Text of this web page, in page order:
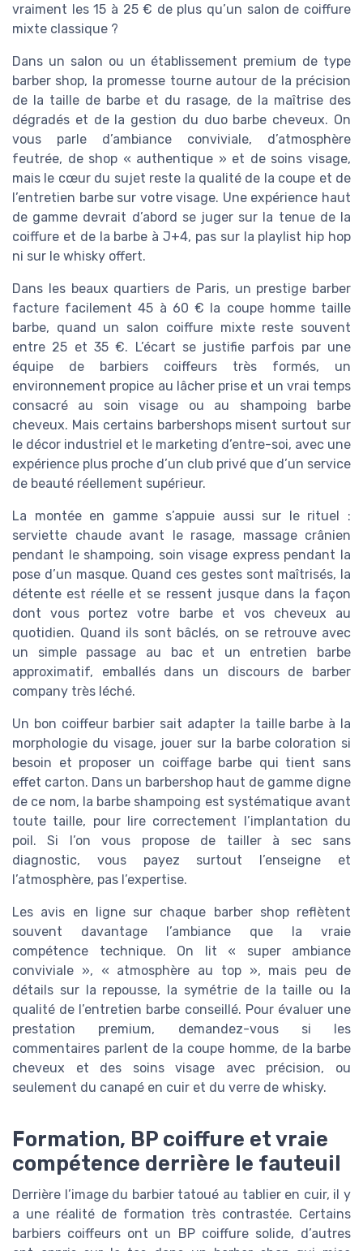
vraiment les 15 à 25 € de plus qu’un salon de coiffure
mixte classique ?
Dans un salon ou un établissement premium de type
barber shop, la promesse tourne autour de la précision
de la taille de barbe et du rasage, de la maîtrise des
dégradés et de la gestion du duo barbe cheveux. On
vous parle d’ambiance conviviale, d’atmosphère
feutrée, de shop « authentique » et de soins visage,
mais le cœur du sujet reste la qualité de la coupe et de
l’entretien barbe sur votre visage. Une expérience haut
de gamme devrait d’abord se juger sur la tenue de la
coiffure et de la barbe à J+4, pas sur la playlist hip hop
ni sur le whisky offert.
Dans les beaux quartiers de Paris, un prestige barber
facture facilement 45 à 60 € la coupe homme taille
barbe, quand un salon coiffure mixte reste souvent
entre 25 et 35 €. L’écart se justifie parfois par une
équipe de barbiers coiffeurs très formés, un
environnement propice au lâcher prise et un vrai temps
consacré au soin visage ou au shampoing barbe
cheveux. Mais certains barbershops misent surtout sur
le décor industriel et le marketing d’entre-soi, avec une
expérience plus proche d’un club privé que d’un service
de beauté réellement supérieur.
La montée en gamme s’appuie aussi sur le rituel :
serviette chaude avant le rasage, massage crânien
pendant le shampoing, soin visage express pendant la
pose d’un masque. Quand ces gestes sont maîtrisés, la
détente est réelle et se ressent jusque dans la façon
dont vous portez votre barbe et vos cheveux au
quotidien. Quand ils sont bâclés, on se retrouve avec
un simple passage au bac et un entretien barbe
approximatif, emballés dans un discours de barber
company très léché.
Un bon coiffeur barbier sait adapter la taille barbe à la
morphologie du visage, jouer sur la barbe coloration si
besoin et proposer un coiffage barbe qui tient sans
effet carton. Dans un barbershop haut de gamme digne
de ce nom, la barbe shampoing est systématique avant
toute taille, pour lire correctement l’implantation du
poil. Si l’on vous propose de tailler à sec sans
diagnostic, vous payez surtout l’enseigne et
l’atmosphère, pas l’expertise.
Les avis en ligne sur chaque barber shop reflètent
souvent davantage l’ambiance que la vraie
compétence technique. On lit « super ambiance
conviviale », « atmosphère au top », mais peu de
détails sur la repousse, la symétrie de la taille ou la
qualité de l’entretien barbe conseillé. Pour évaluer une
prestation premium, demandez-vous si les
commentaires parlent de la coupe homme, de la barbe
cheveux et des soins visage avec précision, ou
seulement du canapé en cuir et du verre de whisky.
Formation, BP coiffure et vraie
compétence derrière le fauteuil
Derrière l’image du barbier tatoué au tablier en cuir, il y
a une réalité de formation très contrastée. Certains
barbiers coiffeurs ont un BP coiffure solide, d’autres